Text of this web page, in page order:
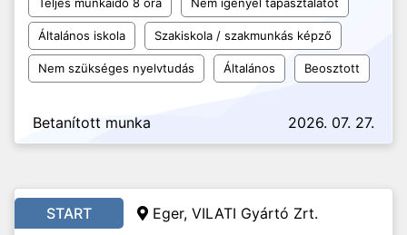
Általános iskola Szakiskola / szakmunkás képző
Nem szükséges nyelvtudás Általános Beosztott
Betanított munka 2026. 07. 27.
START Eger, VILATI Gyártó Zrt.